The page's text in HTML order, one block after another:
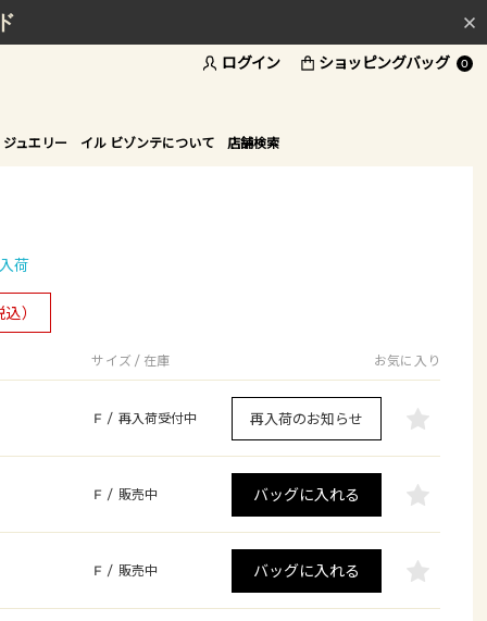
ログイン ショッピングバッグ 0
ュエリー イル ビゾンテについて 店舗検索
荷
）
サイズ / 在庫 お気に入り
F / 再入荷受付中 再入荷のお知らせ
F / 販売中 バッグに入れる
F / 販売中 バッグに入れる